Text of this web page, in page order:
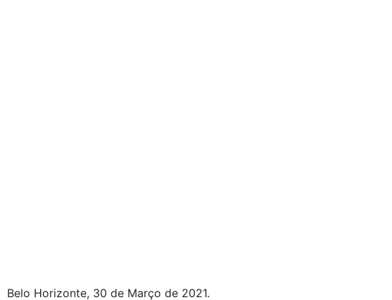
Belo Horizonte, 30 de Março de 2021.